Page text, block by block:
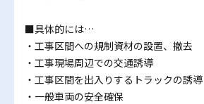
■具体的には…
・工事区間への規制資材の設置、撤去
・工事現場周辺での交通誘導
・工事区間を出入りするトラックの誘導
・一般車両の安全確保